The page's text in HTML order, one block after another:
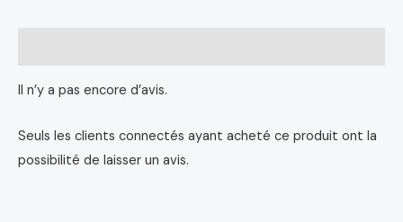
Il n’y a pas encore d’avis.
Seuls les clients connectés ayant acheté ce produit ont la
possibilité de laisser un avis.